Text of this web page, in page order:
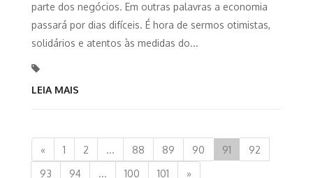
parte dos negócios. Em outras palavras a economia
passará por dias difíceis. É hora de sermos otimistas,
solidários e atentos às medidas do...
LEIA MAIS
« 1 2 ... 88 89 90 91
92
93
94 ... 100 101 »